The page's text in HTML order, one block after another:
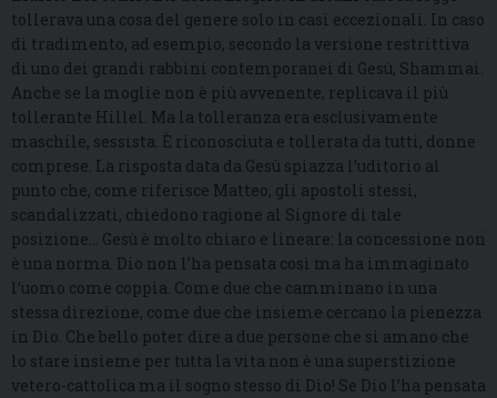
tollerava una cosa del genere solo in casi eccezionali. In caso
di tradimento, ad esempio, secondo la versione restrittiva
di uno dei grandi rabbini contemporanei di Gesù, Shammai.
Anche se la moglie non è più avvenente, replicava il più
tollerante Hillel. Ma la tolleranza era esclusivamente
maschile, sessista. È riconosciuta e tollerata da tutti, donne
comprese. La risposta data da Gesù spiazza l’uditorio al
punto che, come riferisce Matteo, gli apostoli stessi,
scandalizzati, chiedono ragione al Signore di tale
posizione… Gesù è molto chiaro e lineare: la concessione non
è una norma. Dio non l’ha pensata così ma ha immaginato
l’uomo come coppia. Come due che camminano in una
stessa direzione, come due che insieme cercano la pienezza
in Dio. Che bello poter dire a due persone che si amano che
lo stare insieme per tutta la vita non è una superstizione
vetero-cattolica ma il sogno stesso di Dio! Se Dio l’ha pensata